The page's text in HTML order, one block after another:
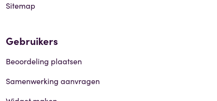
Sitemap
Gebruikers
Beoordeling plaatsen
Samenwerking aanvragen